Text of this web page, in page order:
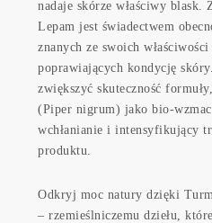
nadaje skórze właściwy
Lepam jest świadectwem
znanych ze swoich
poprawiających kondycję
zwiększyć skuteczność
(Piper nigrum) jako bio-
wchłanianie i intensyfikujący
produktu.
Odkryj moc natury dzięki
– rzemieślniczemu dziełu,